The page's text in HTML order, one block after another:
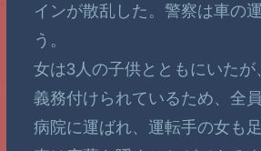
インが散乱した。警察は車の
う。
女は3人の子供とともにいた
義務付けられているため、全
病院に運ばれ、運転手の女も